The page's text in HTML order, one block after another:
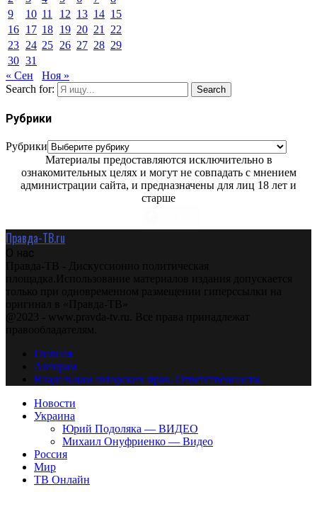
9
10 11 12 13 14 15
16 17 18 19 20 21
22
23 24 25 26 27 28 29
30 31
« Сен
Ноя »
Search for:
Search
Рубрики
Рубрики
Материалы предоставляются исключительно в
ознакомительных целях и могут не совпадать с мнением
администрации сайта, и предназначены для лиц 18 лет и
старше
Правда-ТВ.ru
О нас
Правда-ТВ - Дискуссионно политическая
площадка.Использование материалов издания допускается
только при одновременном размещении гиперссылки на
оригинал в «Правда-ТВ»
@2023 - www.pravda-tv.ru. Все права принадлежат
правообладателям.
Главная
Авторам
Владельцам авторских прав. Ответственности.
Новости
Украина
Юрий Подоляка — ВИДЕО
Михаил Онуфриенко — Видео
Россия
Мир
ТВ Онлайн